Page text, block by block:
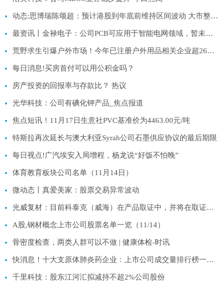
动态:思博瑞陈颂超：预计港股到年底前维持区间波动 大市整理期是入市良机
最资讯丨金禄电子：公司PCB可应用于智能电网领域，暂未应用于风电领域
荒野求生引爆户外市场！今年已注册户外用品相关企业超260万家
每日消息!买房首付可以用公积金吗？
房产投资的回报率与存款比？ 热议
光华科技：公司有碘化钾产品_焦点报道
焦点短讯！11月17日生意社PVC基准价为4463.00元/吨
特斯拉再次延长与澳大利亚Syrah公司石墨供应协议的最后期限
每日视点!广汽埃安入局增程，杨龙说“好饭不怕晚”
体育教育板块公司名单（11月14日）
微动态丨真爱美家：股票交易异常波动
光威复材：目前科泰克（威海）在产品取证中，并将在取证后开始投产 每日快播
A股,钢材概念上市公司股票名单一览（11/14）
骨密度检查，两类人群可以不做 | 健康体检-时讯
快消息！十大支原体肺炎药企业：上市公司成交量排行榜一览（2025年11月14日）
千里科技：股东江河汇拟减持不超2%公司股份